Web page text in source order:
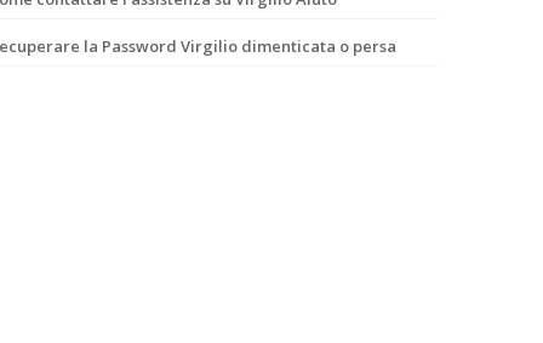
la Password Virgilio dimenticata o persa